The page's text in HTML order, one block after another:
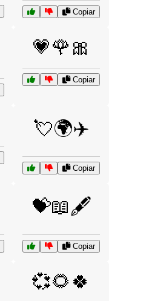
Copiar
💗🌹🎀
Copiar
💘🌍✈️
Copiar
💝📖🖋️
Copiar
💞🌻🍀